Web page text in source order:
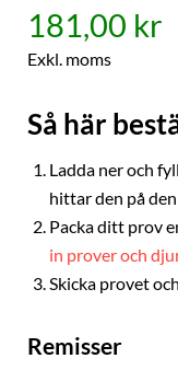
181,00 kr
Exkl. moms
Så här
Ladda ner och
hittar den på
Packa ditt prov
in prover och
Skicka provet
Remisser